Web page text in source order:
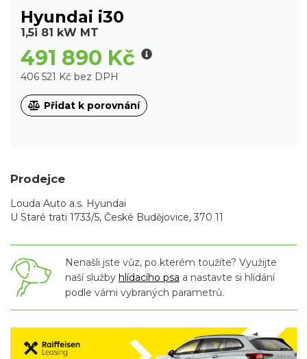
Hyundai i30
1,5i 81 kW MT
491 890 Kč
406 521 Kč bez DPH
Přidat k porovnání
Prodejce
Louda Auto a.s. Hyundai
U Staré trati 1733/5, České Budějovice, 370 11
Nenašli jste vůz, po kterém toužíte? Využijte
naší služby hlídacího psa a nastavte si hlídání
podle vámi vybraných parametrů.